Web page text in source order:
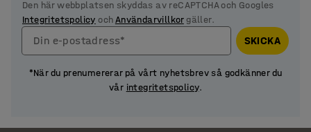
Den här webbplatsen skyddas av reCAPTCHA och Googles
Integritetspolicy ochAnvändarvillkorgäller.
Din e-postadress* SKICKA
*När du prenumererar på vårt nyhetsbrev så godkänner du
vår integritetspolicy.